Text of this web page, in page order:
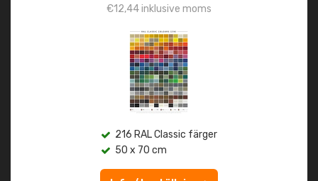
€12,44inklusive moms
216 RAL Classic färger
50 x 70 cm